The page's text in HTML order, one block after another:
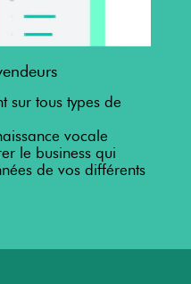
sur tous types de
vocale
le business qui
de vos différents